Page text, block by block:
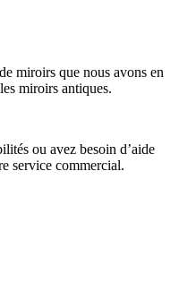
miroirs que nous avons en
miroirs antiques.
ou avez besoin d’aide
service commercial.